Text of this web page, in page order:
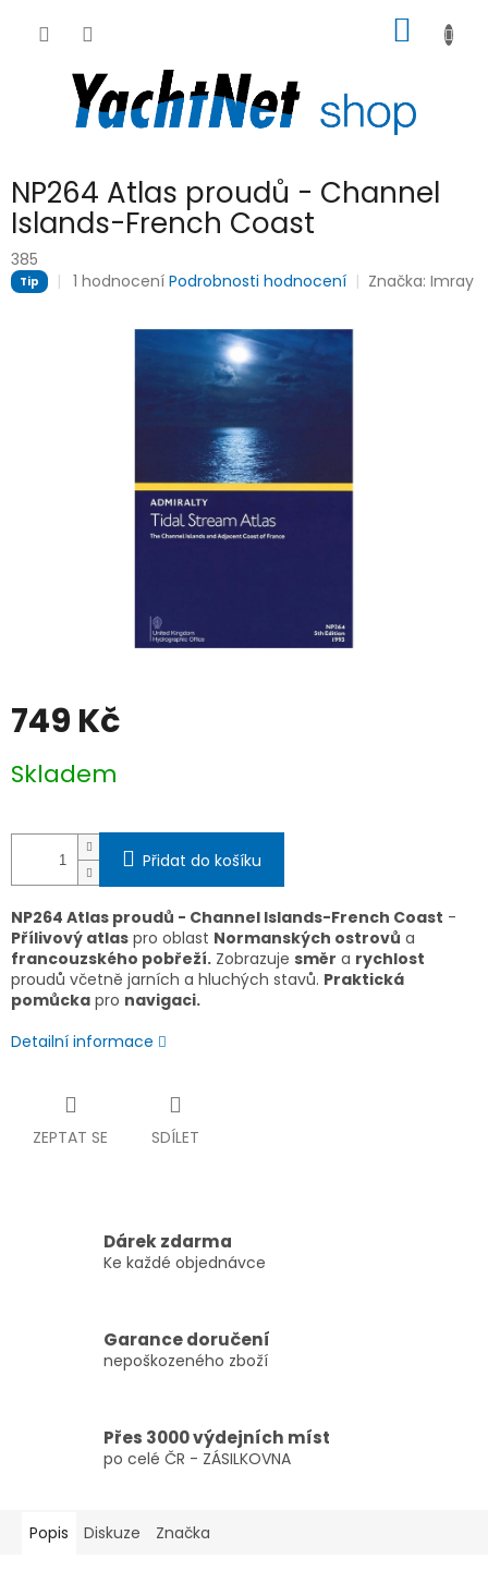
KOŠÍK
NP264 Atlas proudů - Channel
Islands-French Coast
385
Tip
Průměrné
1 hodnocení Podrobnosti hodnocení Značka: Imray
749 Kč
cena:
Skladem
Přidat do košíku
NP264 Atlas proudů - Channel Islands-French Coast -
Přílivový atlas pro oblast Normanských ostrovů a
francouzského pobřeží. Zobrazuje směr a rychlost
proudů včetně jarních a hluchých stavů. Praktická
pomůcka pro navigaci.
Detailní informace
ZEPTAT SE SDÍLET
Dárek zdarma
Ke každé objednávce
Garance doručení
nepoškozeného zboží
Přes 3000 výdejních míst
po celé ČR - ZÁSILKOVNA
Popis Diskuze Značka